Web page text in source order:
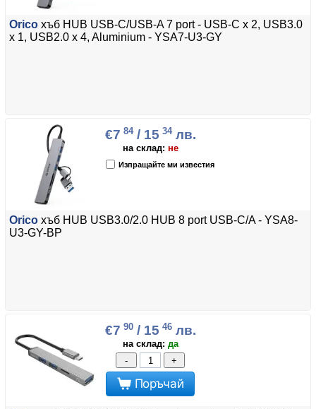
Orico хъб HUB USB-C/USB-A 7 port - USB-C x 2, USB3.0
x 1, USB2.0 x 4, Aluminium - YSA7-U3-GY
€7 84/ 15 34лв.
на склад: не
Изпращайте ми известия
Orico хъб HUB USB3.0/2.0 HUB 8 port USB-C/A - YSA8-
U3-GY-BP
€7 90/ 15 46лв.
на склад: да
-
+
Поръчай